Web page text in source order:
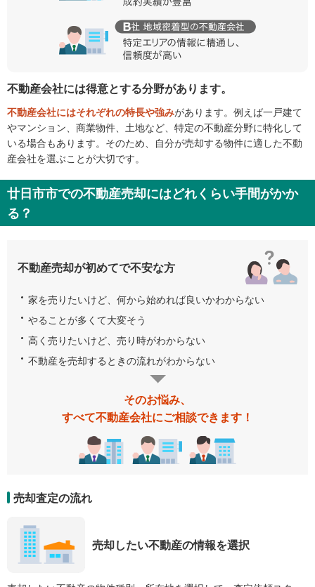
不動産会社には得意とする分野があります。
不動産会社にはそれぞれの特長や強みがあります。例えば一戸建て
やマンション、商業物件、土地など、特定の不動産分野に特化して
いる場合もあります。そのため、自分が売却する物件に適した不動
産会社を選ぶことが大切です。
廿日市市での不動産売却にはどれくらい手間がかか
る？
不動産売却が初めてで不安な方
家を売りたいけど、何から始めれば良いかわからない
やることが多くて大変そう
高く売りたいけど、売り時がわからない
不動産を売却するときの流れがわからない
そのお悩み、
すべて不動産会社にご相談できます！
売却査定の流れ
売却したい不動産の情報を選択